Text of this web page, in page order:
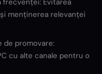
frecvenței: Evitarea
menținerea relevanței
de promovare:
cu alte canale pentru o